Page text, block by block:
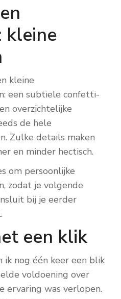
kleine
kleine
een subtiele confetti-
overzichtelijke
de hele
Zulke details maken
en minder hectisch.
om persoonlijke
zodat je volgende
bij je eerder
een klik
ik nog één keer een blik
voldoening over
ervaring was verlopen.